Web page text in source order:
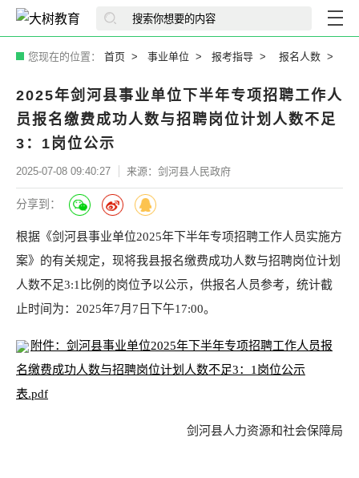
您现在的位置： 首页 事业单位 报考指导 报名人数
2025年剑河县事业单位下半年专项招聘工作人
员报名缴费成功人数与招聘岗位计划人数不足
3：1岗位公示
2025-07-08 09:40:27 来源：剑河县人民政府
分享到：
根据《剑河县事业单位2025年下半年专项招聘工作人员实施方
案》的有关规定，现将我县报名缴费成功人数与招聘岗位计划
人数不足3:1比例的岗位予以公示，供报名人员参考，统计截
止时间为：2025年7月7日下午17:00。
附件：剑河县事业单位2025年下半年专项招聘工作人员报
名缴费成功人数与招聘岗位计划人数不足3：1岗位公示
表.pdf
剑河县人力资源和社会保障局